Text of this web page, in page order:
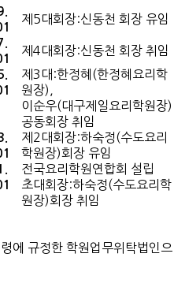
제5대회장:신동천 회장 유임
제4대회장:신동천 회장 취임
제3대:한정혜(한정혜요리학
원장),
이순우(대구제일요리학원장)
공동회장 취임
제2대회장:하숙정(수도요리
학원장)회장 유임
전국요리학원연합회 설립
초대회장:하숙정(수도요리학
원장)회장 취임
에 규정한 학원업무위탁법인으